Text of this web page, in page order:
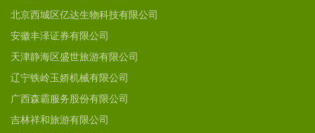
北京西城区亿达生物科技有限公司
安徽丰泽证券有限公司
天津静海区盛世旅游有限公司
辽宁铁岭玉娇机械有限公司
广西森霸服务股份有限公司
吉林祥和旅游有限公司